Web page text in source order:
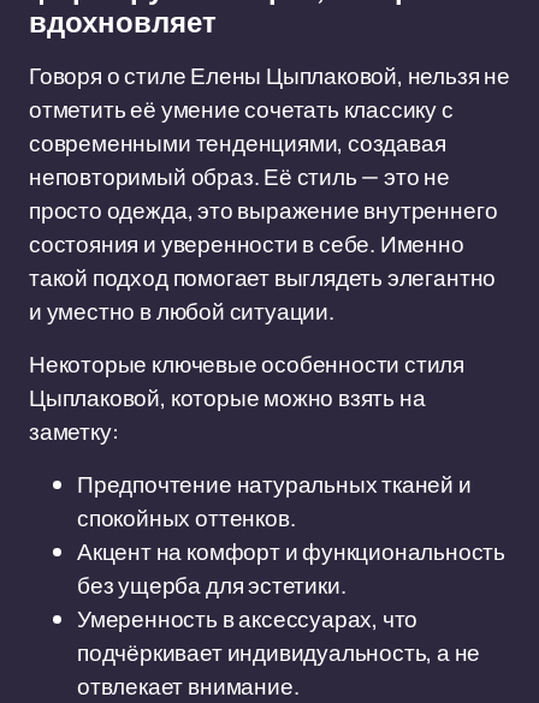
вдохновляет
Говоря о стиле Елены Цыплаковой, нельзя не
отметить её умение сочетать классику с
современными тенденциями, создавая
неповторимый образ. Её стиль — это не
просто одежда, это выражение внутреннего
состояния и уверенности в себе. Именно
такой подход помогает выглядеть элегантно
и уместно в любой ситуации.
Некоторые ключевые особенности стиля
Цыплаковой, которые можно взять на
заметку:
Предпочтение натуральных тканей и
спокойных оттенков.
Акцент на комфорт и функциональность
без ущерба для эстетики.
Умеренность в аксессуарах, что
подчёркивает индивидуальность, а не
отвлекает внимание.